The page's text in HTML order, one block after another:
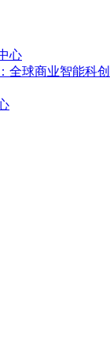
心
全球商业智能科创